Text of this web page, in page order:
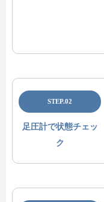
STEP.02
足圧計で状態チェッ
ク